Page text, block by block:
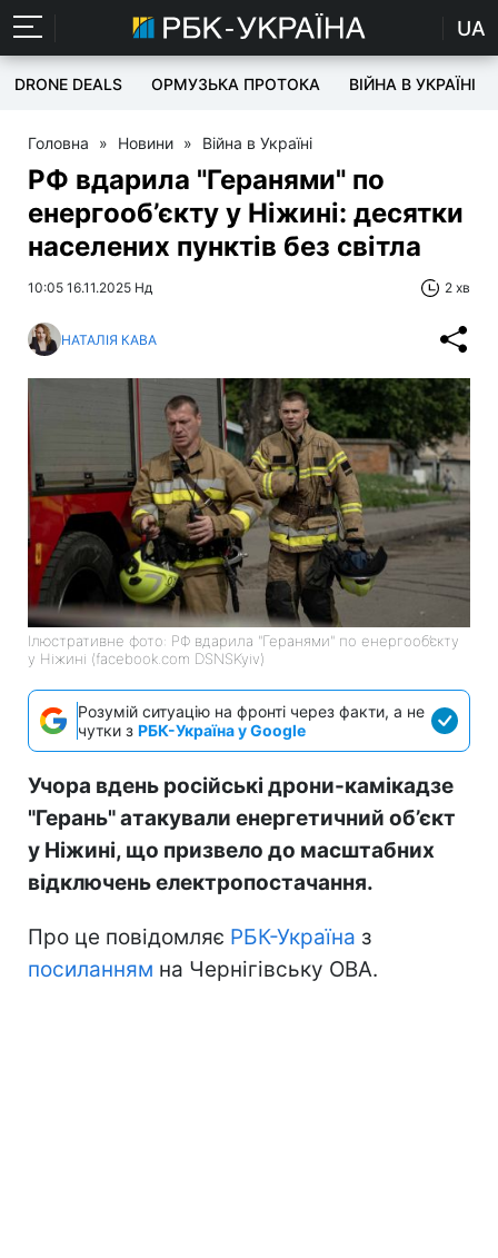
UA
DRONE DEALS ОРМУЗЬКА ПРОТОКА ВІЙНА В УКРАЇНІ
Головна » Новини » Війна в Україні
РФ вдарила "Геранями" по
енергооб’єкту у Ніжині: десятки
населених пунктів без світла
10:05 16.11.2025 Нд 2 хв
НАТАЛІЯ КАВА
Ілюстративне фото: РФ вдарила "Геранями" по енергооб’єкту
у Ніжині (facebook.com DSNSKyiv)
Розумій ситуацію на фронті через факти, а не
чутки з РБК-Україна у Google
Учора вдень російські дрони-камікадзе
"Герань" атакували енергетичний об’єкт
у Ніжині, що призвело до масштабних
відключень електропостачання.
Про це повідомляє РБК-Україна з
посиланням на Чернігівську ОВА.